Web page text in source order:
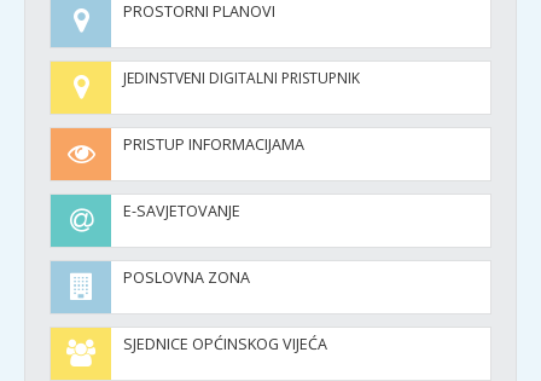
PROSTORNI PLANOVI
JEDINSTVENI DIGITALNI PRISTUPNIK
PRISTUP INFORMACIJAMA
E-SAVJETOVANJE
POSLOVNA ZONA
SJEDNICE OPĆINSKOG VIJEĆA